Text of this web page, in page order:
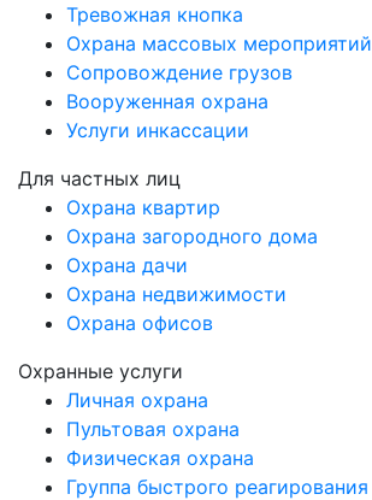
Тревожная кнопка
Охрана массовых мероприятий
Сопровождение грузов
Вооруженная охрана
Услуги инкассации
Для частных лиц
Охрана квартир
Охрана загородного дома
Охрана дачи
Охрана недвижимости
Охрана офисов
Охранные услуги
Личная охрана
Пультовая охрана
Физическая охрана
Группа быстрого реагирования